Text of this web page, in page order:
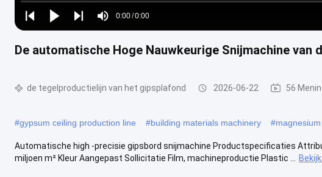
Play
Play
Play
Mute
Time
0:00/0:00
Loaded:
0%
De automatische Hoge Nauwkeurige Snijmachine van
de tegelproductielijn van het gipsplafond 2026-06-22 56
#gypsum ceiling production line #building materials machinery #
Automatische high -precisie gipsbord snijmachine Productspecificaties
miljoen m² Kleur Aangepast Sollicitatie Film, machineproductie Plastic ...